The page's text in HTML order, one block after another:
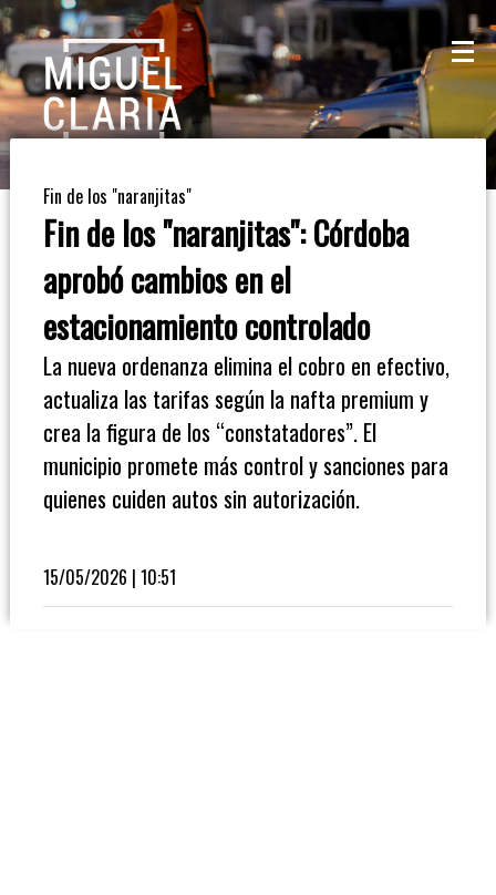
La
Mesa
Café
Columna
Opinión
Radioinforme
Fútbol
Biblioteca
Fin de los "naranjitas"
Fin de los "naranjitas": Córdoba
aprobó cambios en el
estacionamiento controlado
La nueva ordenanza elimina el cobro en efectivo,
actualiza las tarifas según la nafta premium y
crea la figura de los “constatadores”. El
municipio promete más control y sanciones para
quienes cuiden autos sin autorización.
15/05/2026 | 10:51